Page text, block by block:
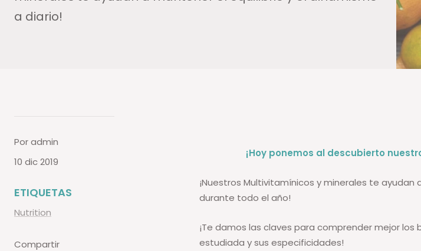
a diario!
Por admin
10 dic 2019
ETIQUETAS
Nutrition
Compartir
¡Hoy ponemos al descubierto
¡Nuestros Multivitamínicos y minerales te
durante todo el año!
¡Te damos las claves para comprender mejor
estudiada y sus especificidades!